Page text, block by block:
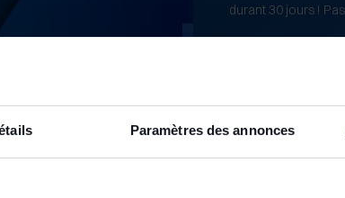
Paramètres des annonces
durant 30 jours !